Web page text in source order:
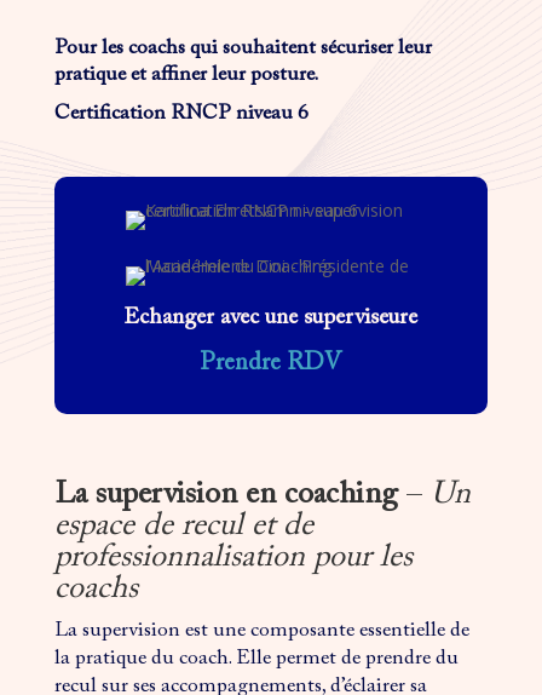
Pour les coachs qui souhaitent sécuriser leur
pratique et affiner leur posture.
Certification RNCP niveau 6
Echanger avec une superviseure
Prendre RDV
La supervision en coaching– Un
espace de recul et de
professionnalisation pour les
coachs
La supervision est une composante essentielle de
la pratique du coach. Elle permet de prendre du
recul sur ses accompagnements, d’éclairer sa